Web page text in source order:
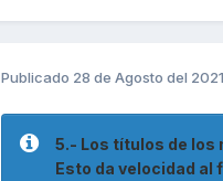
Publicado 28 de Agosto del 2021
5.- Los títulos de los
Esto da velocidad al